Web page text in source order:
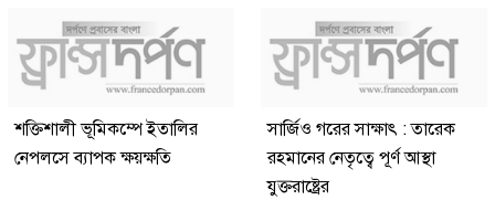
শক্তিশালী ভূমিকম্পে ইতালির
নেপলসে ব্যাপক ক্ষয়ক্ষতি
সার্জিও গরের সাক্ষাৎ : তারেক
রহমানের নেতৃত্বে পূর্ণ আস্থা
যুক্তরাষ্ট্রের